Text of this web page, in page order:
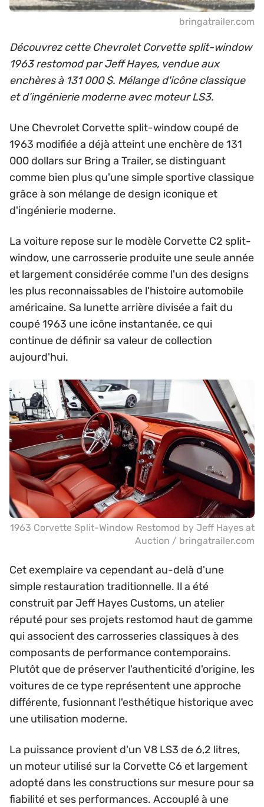
bringatrailer.com
Découvrez cette Chevrolet Corvette split-window
1963 restomod par Jeff Hayes, vendue aux
enchères à 131 000 $. Mélange d'icône classique
et d'ingénierie moderne avec moteur LS3.
Une Chevrolet Corvette split-window coupé de
1963 modifiée a déjà atteint une enchère de 131
000 dollars sur Bring a Trailer, se distinguant
comme bien plus qu'une simple sportive classique
grâce à son mélange de design iconique et
d'ingénierie moderne.
La voiture repose sur le modèle Corvette C2 split-
window, une carrosserie produite une seule année
et largement considérée comme l'un des designs
les plus reconnaissables de l'histoire automobile
américaine. Sa lunette arrière divisée a fait du
coupé 1963 une icône instantanée, ce qui
continue de définir sa valeur de collection
aujourd'hui.
1963 Corvette Split-Window Restomod by Jeff Hayes at
Auction / bringatrailer.com
Cet exemplaire va cependant au-delà d'une
simple restauration traditionnelle. Il a été
construit par Jeff Hayes Customs, un atelier
réputé pour ses projets restomod haut de gamme
qui associent des carrosseries classiques à des
composants de performance contemporains.
Plutôt que de préserver l'authenticité d'origine, les
voitures de ce type représentent une approche
différente, fusionnant l'esthétique historique avec
une utilisation moderne.
La puissance provient d'un V8 LS3 de 6,2 litres,
un moteur utilisé sur la Corvette C6 et largement
adopté dans les constructions sur mesure pour sa
fiabilité et ses performances. Accouplé à une